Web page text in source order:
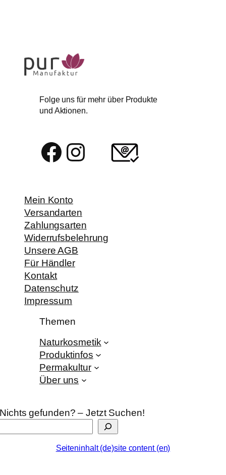
Folge uns für mehr über Produkte
und Aktionen.
Facebook Instagram
Mein Konto
Versandarten
Zahlungsarten
Widerrufsbelehrung
Unsere AGB
Für Händler
Kontakt
Datenschutz
Impressum
Themen
Naturkosmetik
Produktinfos
Permakultur
Über uns
Nichts gefunden? – Jetzt Suchen!
Seiteninhalt (de)site content (en)